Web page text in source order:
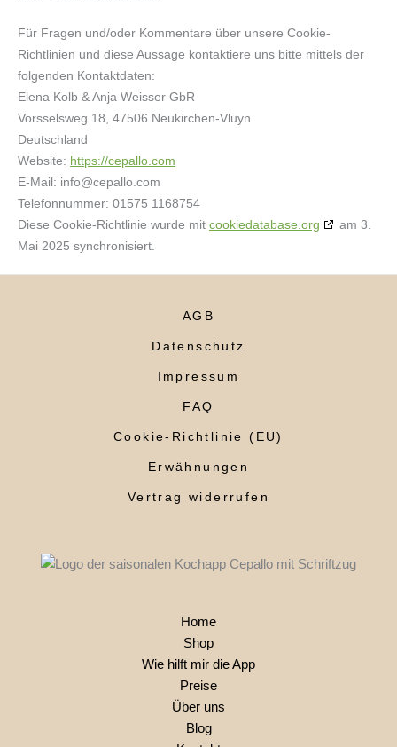
Für Fragen und/oder Kommentare über unsere Cookie-
Richtlinien und diese Aussage kontaktiere uns bitte mittels der
folgenden Kontaktdaten:
Elena Kolb & Anja Weisser GbR
Vorsselsweg 18, 47506 Neukirchen-Vluyn
Deutschland
Website: https://cepallo.com
E-Mail: info@cepallo.com
Telefonnummer: 01575 1168754
Diese Cookie-Richtlinie wurde mit cookiedatabase.org
am 3.
Mai 2025 synchronisiert.
AGB
Datenschutz
Impressum
FAQ
Cookie-Richtlinie (EU)
Erwähnungen
Vertrag widerrufen
Home
Shop
Wie hilft mir die App
Preise
Über uns
Blog